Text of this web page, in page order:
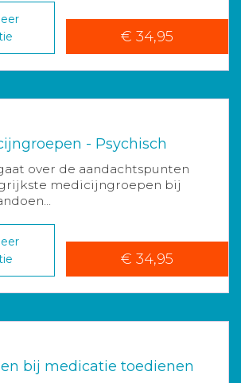
€ 34,95
- Psychisch
over de aandachtspunten
medicijngroepen bij
€ 34,95
bij medicatie toedienen